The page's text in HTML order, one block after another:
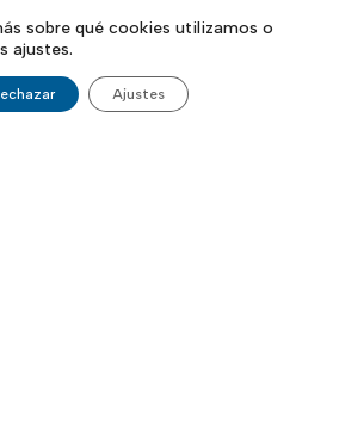
sobre qué cookies utilizamos o
ajustes.
Ajustes